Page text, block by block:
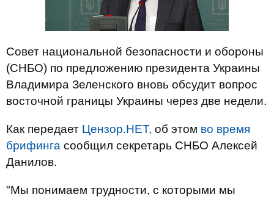
Совет национальной безопасности и обороны
(СНБО) по предложению президента Украины
Владимира Зеленского вновь обсудит вопрос
восточной границы Украины через две недели.
Как передает Цензор.НЕТ, об этом во время
брифинга сообщил секретарь СНБО Алексей
Данилов.
"Мы понимаем трудности, с которыми мы